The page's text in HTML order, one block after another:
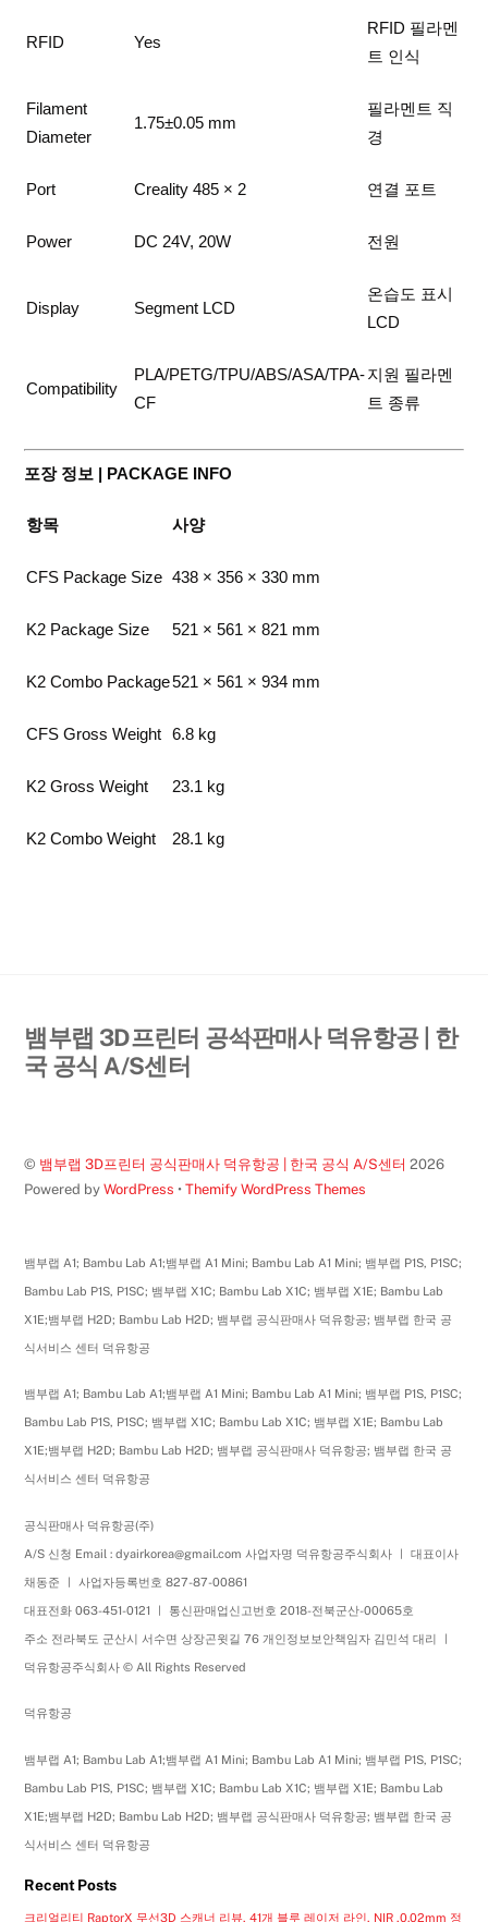
RFID Yes
RFID 필라멘
트 인식
Filament
Diameter
1.75±0.05 mm
필라멘트 직
경
Port Creality 485 × 2 연결 포트
Power DC 24V, 20W 전원
Display Segment LCD
온습도 표시
LCD
Compatibility
PLA/PETG/TPU/ABS/ASA/TPA-
CF
지원 필라멘
트 종류
포장 정보 | PACKAGE INFO
항목 사양
CFS Package Size 438 × 356 × 330 mm
K2 Package Size 521 × 561 × 821 mm
K2 Combo Package521 × 561 × 934 mm
CFS Gross Weight 6.8 kg
K2 Gross Weight 23.1 kg
K2 Combo Weight 28.1 kg
Back
뱀부랩 3D프린터 공식판매사 덕유항공 | 한
국 공식 A/S센터
© 뱀부랩 3D프린터 공식판매사 덕유항공 | 한국 공식 A/S센터 2026
Powered byWordPress •Themify WordPress Themes
뱀부랩 A1; Bambu Lab A1;뱀부랩 A1 Mini; Bambu Lab A1 Mini; 뱀부랩 P1S, P1SC;
Bambu Lab P1S, P1SC; 뱀부랩 X1C; Bambu Lab X1C; 뱀부랩 X1E; Bambu Lab
X1E;뱀부랩 H2D; Bambu Lab H2D; 뱀부랩 공식판매사 덕유항공; 뱀부랩 한국 공
식서비스 센터 덕유항공
뱀부랩 A1; Bambu Lab A1;뱀부랩 A1 Mini; Bambu Lab A1 Mini; 뱀부랩 P1S, P1SC;
Bambu Lab P1S, P1SC; 뱀부랩 X1C; Bambu Lab X1C; 뱀부랩 X1E; Bambu Lab
X1E;뱀부랩 H2D; Bambu Lab H2D; 뱀부랩 공식판매사 덕유항공; 뱀부랩 한국 공
식서비스 센터 덕유항공
공식판매사 덕유항공(주)
A/S 신청 Email : dyairkorea@gmail.com 사업자명 덕유항공주식회사 ㅣ 대표이사
채동준 ㅣ 사업자등록번호 827-87-00861
대표전화 063-451-0121 ㅣ 통신판매업신고번호 2018-전북군산-00065호
주소 전라북도 군산시 서수면 상장곤윗길 76 개인정보보안책임자 김민석 대리 ㅣ
덕유항공주식회사 © All Rights Reserved
덕유항공
뱀부랩 A1; Bambu Lab A1;뱀부랩 A1 Mini; Bambu Lab A1 Mini; 뱀부랩 P1S, P1SC;
Bambu Lab P1S, P1SC; 뱀부랩 X1C; Bambu Lab X1C; 뱀부랩 X1E; Bambu Lab
X1E;뱀부랩 H2D; Bambu Lab H2D; 뱀부랩 공식판매사 덕유항공; 뱀부랩 한국 공
식서비스 센터 덕유항공
Recent Posts
크리얼리티 RaptorX 무선3D 스캐너 리뷰, 41개 블루 레이저 라인, NIR ,0.02mm 정